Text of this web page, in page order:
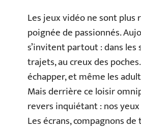
Les jeux vidéo ne sont plus
poignée de passionnés.
s’invitent partout : dans les
trajets, au creux des
échapper, et même les
Mais derrière ce loisir
revers inquiétant : nos
Les écrans, compagnons de